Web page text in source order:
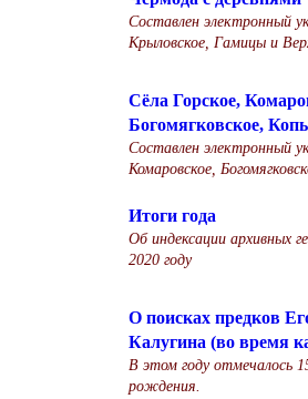
Составлен электронный
Крыловское, Гамицы и
Сёла Горское,
Богомягковское,
Составлен электронный
Комаровское,
Итоги года
Об индексации архивных
2020 году
О поисках предков
Калугина (во время
В этом году отмечалось
рождения.